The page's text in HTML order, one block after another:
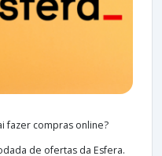
fazer compras online?
de ofertas da Esfera.